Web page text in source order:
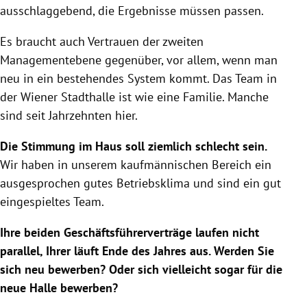
ausschlaggebend, die Ergebnisse müssen passen.
Es braucht auch Vertrauen der zweiten
Managementebene gegenüber, vor allem, wenn man
neu in ein bestehendes System kommt. Das Team in
der Wiener Stadthalle ist wie eine Familie. Manche
sind seit Jahrzehnten hier.
Die Stimmung im Haus soll ziemlich schlecht sein.
Wir haben in unserem kaufmännischen Bereich ein
ausgesprochen gutes Betriebsklima und sind ein gut
eingespieltes Team.
Ihre beiden Geschäftsführerverträge laufen nicht
parallel, Ihrer läuft Ende des Jahres aus. Werden Sie
sich neu bewerben? Oder sich vielleicht sogar für die
neue Halle bewerben?